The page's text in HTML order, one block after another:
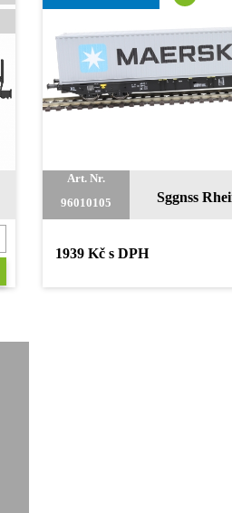
Art. Nr.
96010105
Sggnss
1939 Kč s DPH